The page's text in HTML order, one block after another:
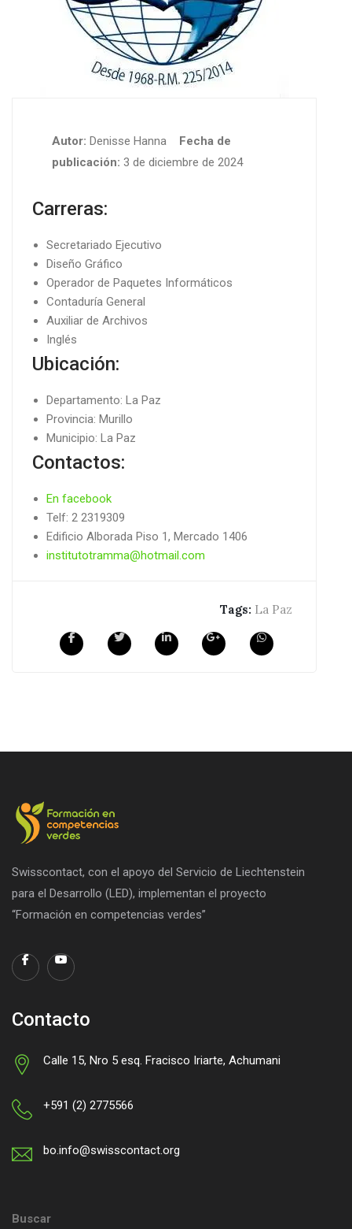
Autor: Denisse Hanna Fecha de
publicación: 3 de diciembre de 2024
Carreras:
Secretariado Ejecutivo
Diseño Gráfico
Operador de Paquetes Informáticos
Contaduría General
Auxiliar de Archivos
Inglés
Ubicación:
Departamento: La Paz
Provincia: Murillo
Municipio: La Paz
Contactos:
En facebook
Telf: 2 2319309
Edificio Alborada Piso 1, Mercado 1406
institutotramma@hotmail.com
Tags: La Paz
Swisscontact, con el apoyo del Servicio de Liechtenstein
para el Desarrollo (LED), implementan el proyecto
“Formación en competencias verdes”
Contacto
Calle 15, Nro 5 esq. Fracisco Iriarte, Achumani
+591 (2) 2775566
bo.info@swisscontact.org
Buscar